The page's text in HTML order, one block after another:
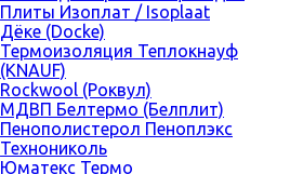
Плиты Изоплат / Isoplaat
Дёке (Docke)
Термоизоляция Теплокнауф
(KNAUF)
Rockwool (Роквул)
МДВП Белтермо (Белплит)
Пенополистерол Пеноплэкс
Технониколь
Юматекс Термо